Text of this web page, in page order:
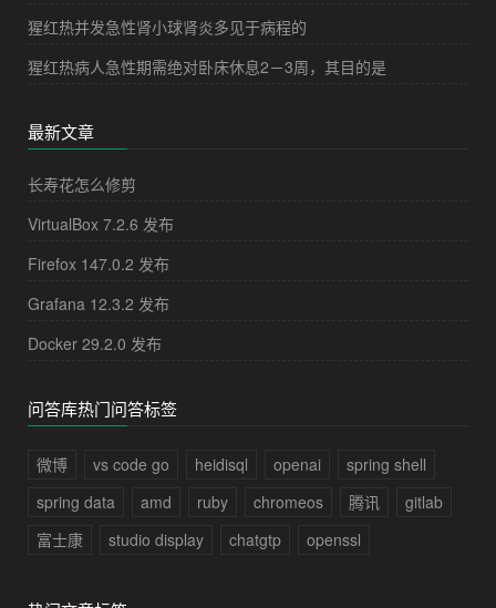
猩红热并发急性肾小球肾炎多见于病程的
猩红热病人急性期需绝对卧床休息2－3周，其目的是
最新文章
长寿花怎么修剪
VirtualBox 7.2.6 发布
Firefox 147.0.2 发布
Grafana 12.3.2 发布
Docker 29.2.0 发布
问答库热门问答标签
微博 vs code go heidisql openai
spring shell
spring data
amd ruby chromeos 腾讯
gitlab
富士康
studio display chatgtp openssl